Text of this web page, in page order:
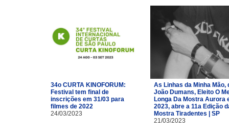
34o CURTA KINOFORUM:
Festival tem final de
inscrições em 31/03 para
filmes de 2022
24/03/2023
As Linhas da Minha Mão,
João Dumans, Eleito O
Longa Da Mostra Aurora
2023, abre a 11a Edição
Mostra Tiradentes | SP
21/03/2023